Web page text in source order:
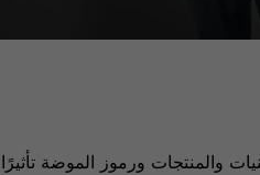
والمنتجات ورموز الموضة تأثيرًا